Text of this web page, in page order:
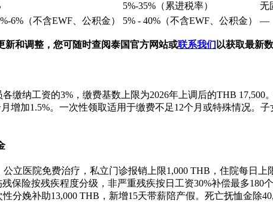
5%-35%（累进税率）
无
6%（不含EWF、公积金） 5% - 40%（不含EWF、公积金） —
和调整，您可随时查阅泰国官方网站或联系我们 以获取最新数
缴纳工资的3%，缴费基数上限为2026年上调后的THB
增加1.5%。一次性领取适用于缴费不足12个月或特殊情况。
立医院免费治疗，私立门诊报销上限1,000 THB，住院每日
残保险按残疾程度分级，非严重残疾按日工资30%补偿最多
分娩补助13,000 THB，新增15天带薪陪产假。死亡抚恤金除